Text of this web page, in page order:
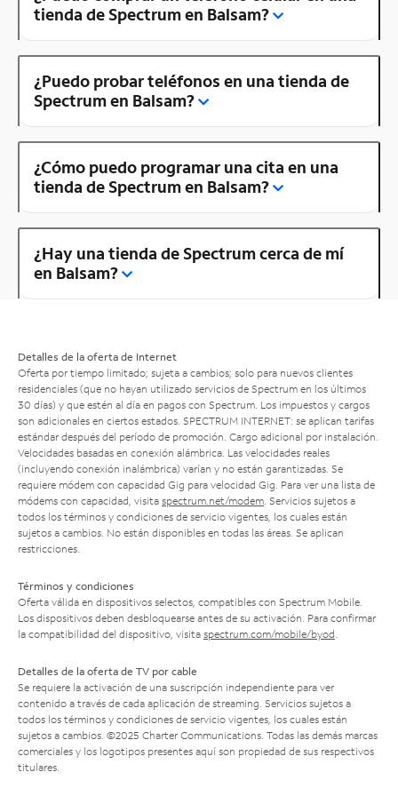
tienda de Spectrum en Balsam?
¿Puedo probar teléfonos en una tienda de
Spectrum en Balsam?
¿Cómo puedo programar una cita en una
tienda de Spectrum en Balsam?
¿Hay una tienda de Spectrum cerca de mí
en Balsam?
Detalles de la oferta de Internet
Oferta por tiempo limitado; sujeta a cambios; solo para nuevos clientes
residenciales (que no hayan utilizado servicios de Spectrum en los últimos
30 días) y que estén al día en pagos con Spectrum. Los impuestos y cargos
son adicionales en ciertos estados. SPECTRUM INTERNET: se aplican tarifas
estándar después del período de promoción. Cargo adicional por instalación.
Velocidades basadas en conexión alámbrica. Las velocidades reales
(incluyendo conexión inalámbrica) varían y no están garantizadas. Se
requiere módem con capacidad Gig para velocidad Gig. Para ver una lista de
módems con capacidad, visita spectrum.net/modem . Servicios sujetos a
todos los términos y condiciones de servicio vigentes, los cuales están
sujetos a cambios. No están disponibles en todas las áreas. Se aplican
restricciones.
Términos y condiciones
Oferta válida en dispositivos selectos, compatibles con Spectrum Mobile.
Los dispositivos deben desbloquearse antes de su activación. Para confirmar
la compatibilidad del dispositivo, visita spectrum.com/mobile/byod
Detalles de la oferta de TV por cable
Se requiere la activación de una suscripción independiente para ver
contenido a través de cada aplicación de streaming. Servicios sujetos a
todos los términos y condiciones de servicio vigentes, los cuales están
sujetos a cambios. ©2025 Charter Communications. Todas las demás marcas
comerciales y los logotipos presentes aquí son propiedad de sus respectivos
titulares.